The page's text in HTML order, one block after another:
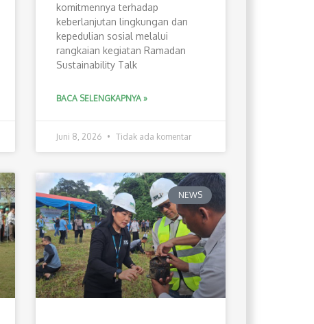
komitmennya terhadap
keberlanjutan lingkungan dan
kepedulian sosial melalui
rangkaian kegiatan Ramadan
Sustainability Talk
BACA SELENGKAPNYA »
Juni 8, 2026 Tidak ada komentar
NEWS